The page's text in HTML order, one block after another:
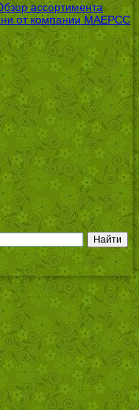
ассортимента
от компании МАЕРСС